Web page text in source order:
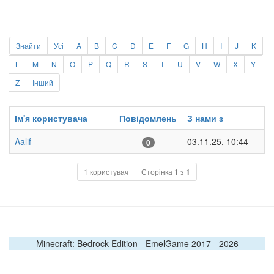
Знайти Усі A B C D E F G H I J
K
L
M N O P Q R S T U V W X
Y
Z
Інший
Ім'я користувача Повідомлень
З нами з
Aalif
0 03.11.25, 10:44
1 користувач Сторінка 1 з 1
Minecraft: Bedrock Edition - EmelGame 2017 - 2026